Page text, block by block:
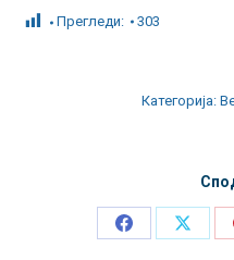
Прегледи: 303
Категорија:
Share
Share